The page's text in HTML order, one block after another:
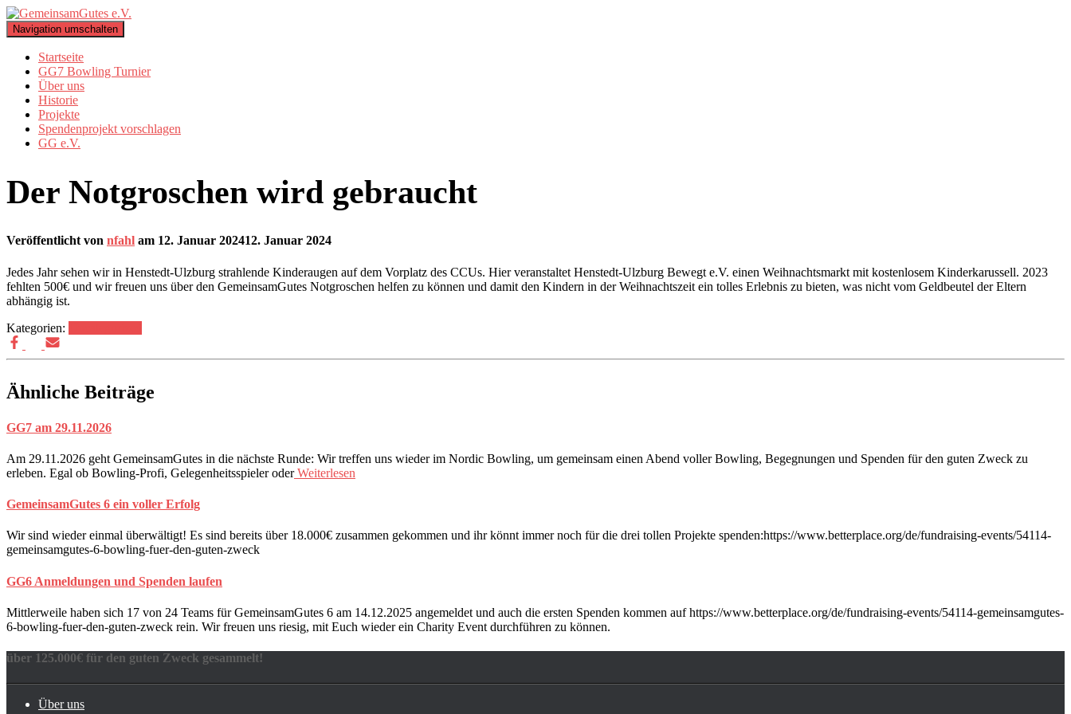
Navigation umschalten
Startseite
GG7 Bowling Turnier
Über uns
Historie
Projekte
Spendenprojekt vorschlagen
GG e.V.
Der Notgroschen wird gebraucht
Veröffentlicht von nfahl am 12. Januar 202412. Januar 2024
Jedes Jahr sehen wir in Henstedt-Ulzburg strahlende Kinderaugen auf dem Vorplatz des CCUs. Hier veranstaltet Henstedt-Ulzburg Bewegt e.V. einen Weihnachtsmarkt mit kostenlosem Kinderkarussell. 2023
fehlten 500€ und wir freuen uns über den GemeinsamGutes Notgroschen helfen zu können und damit den Kindern in der Weihnachtszeit ein tolles Erlebnis zu bieten, was nicht vom Geldbeutel der Eltern
abhängig ist.
Kategorien:
Ähnliche Beiträge
GG7 am 29.11.2026
Am 29.11.2026 geht GemeinsamGutes in die nächste Runde: Wir treffen uns wieder im Nordic Bowling, um gemeinsam einen Abend voller Bowling, Begegnungen und Spenden für den guten Zweck zu
erleben. Egal ob Bowling-Profi, Gelegenheitsspieler oderWeiterlesen
GemeinsamGutes 6 ein voller Erfolg
Wir sind wieder einmal überwältigt! Es sind bereits über 18.000€ zusammen gekommen und ihr könnt immer noch für die drei tollen Projekte spenden:https://www.betterplace.org/de/fundraising-events/54114-
gemeinsamgutes-6-bowling-fuer-den-guten-zweck
GG6 Anmeldungen und Spenden laufen
Mittlerweile haben sich 17 von 24 Teams für GemeinsamGutes 6 am 14.12.2025 angemeldet und auch die ersten Spenden kommen auf https://www.betterplace.org/de/fundraising-events/54114-gemeinsamgutes-
6-bowling-fuer-den-guten-zweck rein. Wir freuen uns riesig, mit Euch wieder ein Charity Event durchführen zu können.
über 125.000€ für den guten Zweck gesammelt!
Über uns